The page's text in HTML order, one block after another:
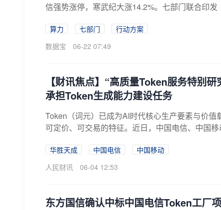
信强势涨停，寒武纪大涨14.2%。七部门联合印
算力 七部门
行动方案
数据宝
06-22 07:49
【财讯焦点】“高质量Token服务特别
承担Token生成能力建设任务
Token（词元）已成为AI时代核心生产要素与价
可定价、可交易的特征。近日，中国电信、中国
华胜天成 中国电信
中国移动
人民财讯
06-04 12:53
东方国信确认中标中国电信Token工厂